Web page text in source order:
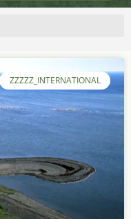
ZZZZZ_INTERNATIONAL